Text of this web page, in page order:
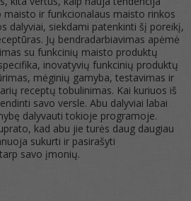
maisto ir funkcionalaus maisto rinkos
dalyviai, siekdami patenkinti šį poreikį,
Jų bendradarbiavimas apėmė
su funkcinių maisto produktų
inovatyvių funkcinių produktų
mėginių gamyba, testavimas ir
receptų tobulinimas. Kai kuriuos iš
savo versle. Abu dalyviai labai
dalyvauti tokioje programoje.
kad abu jie turės daug daugiau
sukurti ir pasirašyti
savo įmonių.